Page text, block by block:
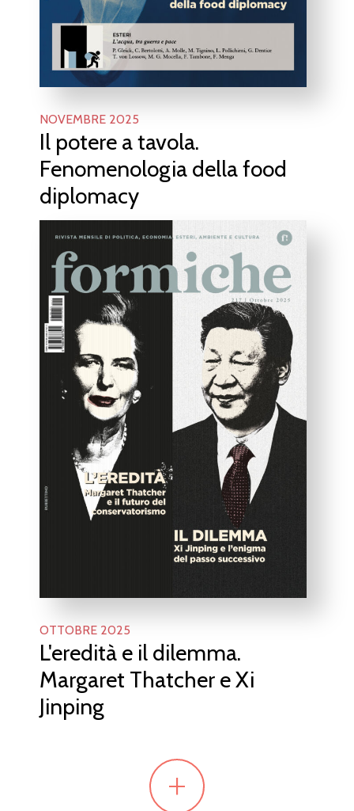
NOVEMBRE 2025
Il potere a tavola.
Fenomenologia della food
diplomacy
OTTOBRE 2025
L'eredità e il dilemma.
Margaret Thatcher e Xi
Jinping
+